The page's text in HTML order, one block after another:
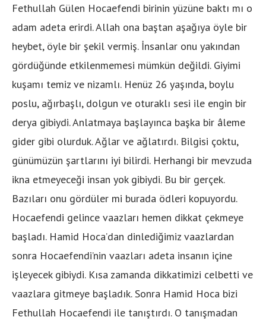
Fethullah Gülen Hocaefendi birinin yüzüne baktı mı o
adam adeta erirdi. Allah ona baştan aşağıya öyle bir
heybet, öyle bir şekil vermiş. İnsanlar onu yakından
gördüğünde etkilenmemesi mümkün değildi. Giyimi
kuşamı temiz ve nizamlı. Henüz 26 yaşında, boylu
poslu, ağırbaşlı, dolgun ve oturaklı sesi ile engin bir
derya gibiydi. Anlatmaya başlayınca başka bir âleme
gider gibi olurduk. Ağlar ve ağlatırdı. Bilgisi çoktu,
günümüzün şartlarını iyi bilirdi. Herhangi bir mevzuda
ikna etmeyeceği insan yok gibiydi. Bu bir gerçek.
Bazıları onu gördüler mi burada ödleri kopuyordu.
Hocaefendi gelince vaazları hemen dikkat çekmeye
başladı. Hamid Hoca’dan dinlediğimiz vaazlardan
sonra Hocaefendi’nin vaazları adeta insanın içine
işleyecek gibiydi. Kısa zamanda dikkatimizi celbetti ve
vaazlara gitmeye başladık. Sonra Hamid Hoca bizi
Fethullah Hocaefendi ile tanıştırdı. O tanışmadan